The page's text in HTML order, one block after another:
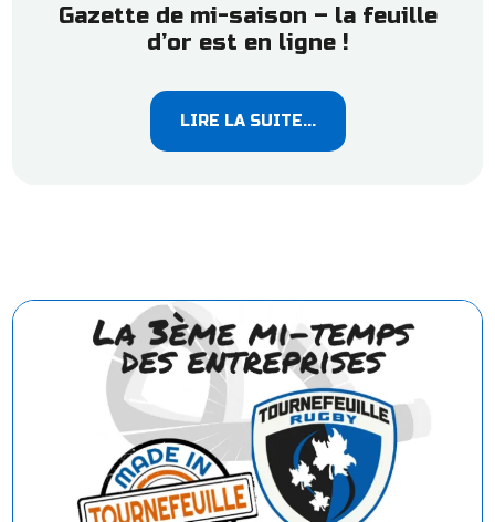
Gazette de mi-saison – la feuille
d’or est en ligne !
LIRE LA SUITE...